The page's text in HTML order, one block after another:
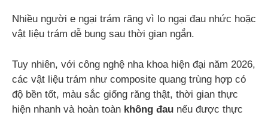
Nhiều người e ngại trám răng vì lo ngại đau nhức hoặc
vật liệu trám dễ bung sau thời gian ngắn.
Tuy nhiên, với công nghệ nha khoa hiện đại năm 2026,
các vật liệu trám như composite quang trùng hợp có
độ bền tốt, màu sắc giống răng thật, thời gian thực
hiện nhanh và hoàn toàn không đau nếu được thực